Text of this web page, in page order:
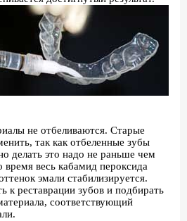
не отбеливаются. Старые
так как отбеленные зубы
делать это надо не раньше чем
время весь кабамид пероксида
эмали стабилизируется.
к реставрации зубов и подбирать
соответствующий